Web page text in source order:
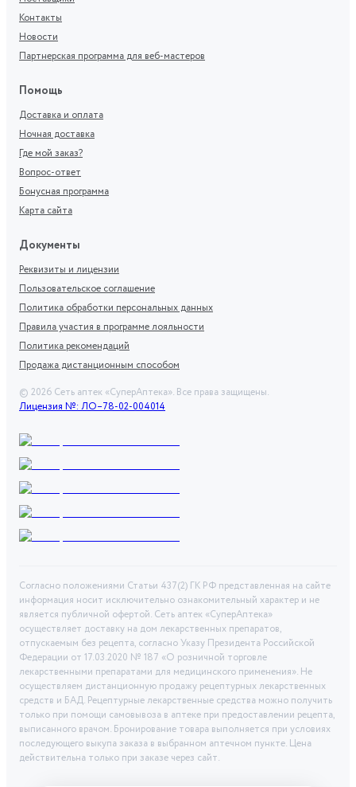
Контакты
Новости
Партнерская программа для веб-мастеров
Помощь
Доставка и оплата
Ночная доставка
Где мой заказ?
Вопрос-ответ
Бонусная программа
Карта сайта
Документы
Реквизиты и лицензии
Пользовательское соглашение
Политика обработки персональных данных
Правила участия в программе лояльности
Политика рекомендаций
Продажа дистанционным способом
© 2026 Сеть аптек «СуперАптека». Все права защищены.
Лицензия №: ЛО–78-02-004014
Согласно положениями Статьи 437(2) ГК РФ представленная на сайте
информация носит исключительно ознакомительный характер и не
является публичной офертой. Сеть аптек «СуперАптека»
осуществляет доставку на дом лекарственных препаратов,
отпускаемым без рецепта, согласно Указу Президента Российской
Федерации от 17.03.2020 № 187 «О розничной торговле
лекарственными препаратами для медицинского применения». Не
осуществляем дистанционную продажу рецептурных лекарственных
средств и БАД. Рецептурные лекарственные средства можно получить
только при помощи самовывоза в аптеке при предоставлении рецепта,
выписанного врачом. Бронирование товара выполняется при условиях
последующего выкупа заказа в выбранном аптечном пункте. Цена
действительна только при заказе через сайт.